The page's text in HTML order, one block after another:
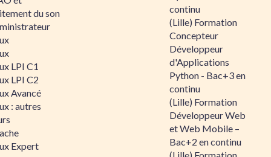
du son
LPI C1
LPI C2
Avancé
: autres
Expert
continu
(Lille) Formation
Concepteur
Développeur
d'Applications
Python - Bac+3 en
continu
(Lille) Formation
Développeur Web
et Web Mobile –
Bac+2 en continu